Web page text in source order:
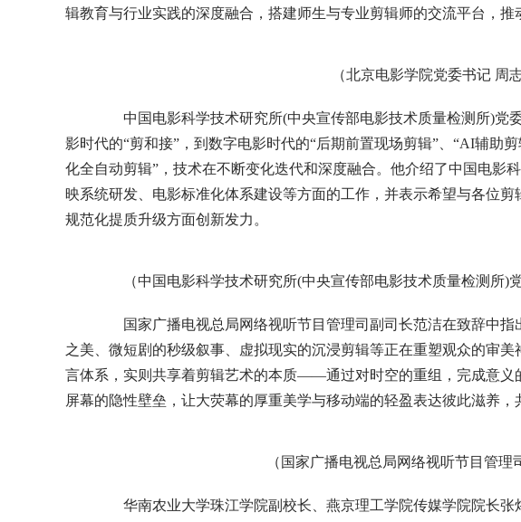
辑教育与行业实践的深度融合，搭建师生与专业剪辑师的交流平台，推
（北京电影学院党委书记 周志
中国电影科学技术研究所(中央宣传部电影技术质量检测所)党
影时代的“剪和接”，到数字电影时代的“后期前置现场剪辑”、“AI辅助
化全自动剪辑”，技术在不断变化迭代和深度融合。他介绍了中国电影
映系统研发、电影标准化体系建设等方面的工作，并表示希望与各位
规范化提质升级方面创新发力。
（中国电影科学技术研究所(中央宣传部电影技术质量检测所)党
国家广播电视总局网络视听节目管理司副司长范洁在致辞中指
之美、微短剧的秒级叙事、虚拟现实的沉浸剪辑等正在重塑观众的审
言体系，实则共享着剪辑艺术的本质——通过对时空的重组，完成意义
屏幕的隐性壁垒，让大荧幕的厚重美学与移动端的轻盈表达彼此滋养，
（国家广播电视总局网络视听节目管理
华南农业大学珠江学院副校长、燕京理工学院传媒学院院长张